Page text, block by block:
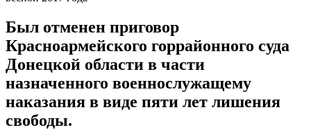
Был отменен приговор
Красноармейского горрайонного суда
Донецкой области в части
назначенного военнослужащему
наказания в виде пяти лет лишения
свободы.